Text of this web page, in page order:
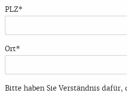
PLZ*
Ort*
Bitte haben Sie Verständnis